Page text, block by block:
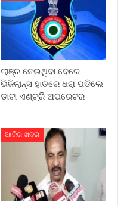
ଲାଞ୍ଚ ନେଉଥିବା ବେଳେ
ଭିଜିଲାନ୍ସ ହାତରେ ଧରା ପଡିଲେ
ଡାଟା ଏଣ୍ଟ୍ରି ଅପରେଟର
ଆଜିର ଖବର